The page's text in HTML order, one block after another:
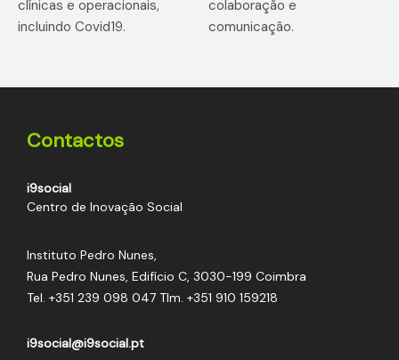
clínicas e operacionais,
incluindo Covid19.
colaboração e
comunicação.
Empreendedorismo Social
apoiada pelo Portugal
Inovação Social e
gerontológico em contexto
local.
Contactos
i9social
Centro de Inovação Social
Instituto Pedro Nunes,
Rua Pedro Nunes, Edifício C, 3030-199 Coimbra
Tel. +351 239 098 047 Tlm. +351 910 159218
i9social@i9social.pt